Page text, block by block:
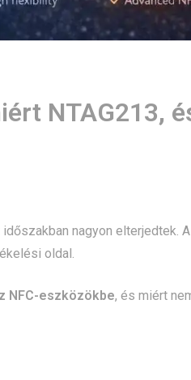
NTAG213,
nagyon elterjedtek.
oldal.
NFC-eszközökbe, és miért